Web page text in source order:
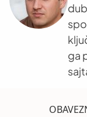
ga